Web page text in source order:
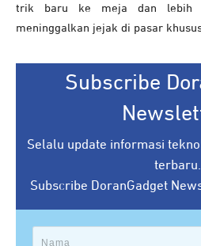
trik baru ke meja dan lebih
meninggalkan jejak di pasar
Subscribe
Selalu update informasi
terbaru.
Subscribe DoranGadget